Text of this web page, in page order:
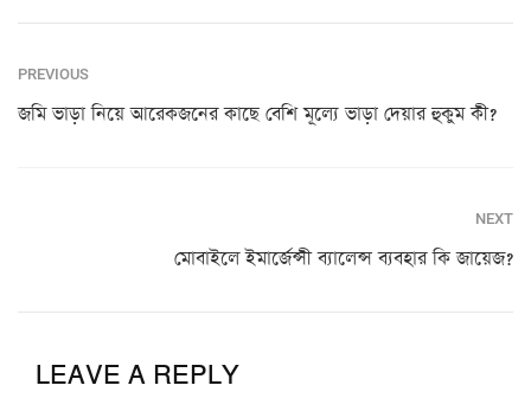
PREVIOUS
জমি ভাড়া নিয়ে আরেকজনের কাছে বেশি মূল্যে ভাড়া দেয়ার হুকুম কী?
NEXT
মোবাইলে ইমার্জেন্সী ব্যালেন্স ব্যবহার কি জায়েজ?
LEAVE A REPLY